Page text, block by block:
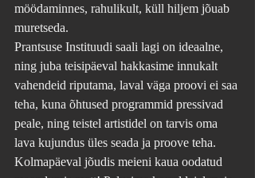
möödaminnes, rahulikult, küll hiljem jõuab
muretseda.
Prantsuse Instituudi saali lagi on ideaalne,
ning juba teisipäeval hakkasime innukalt
vahendeid riputama, laval väga proovi ei saa
teha, kuna õhtused programmid pressivad
peale, ning teistel artistidel on tarvis oma
lava kujundus üles seada ja proove teha.
Kolmapäeval jõudis meieni kaua oodatud